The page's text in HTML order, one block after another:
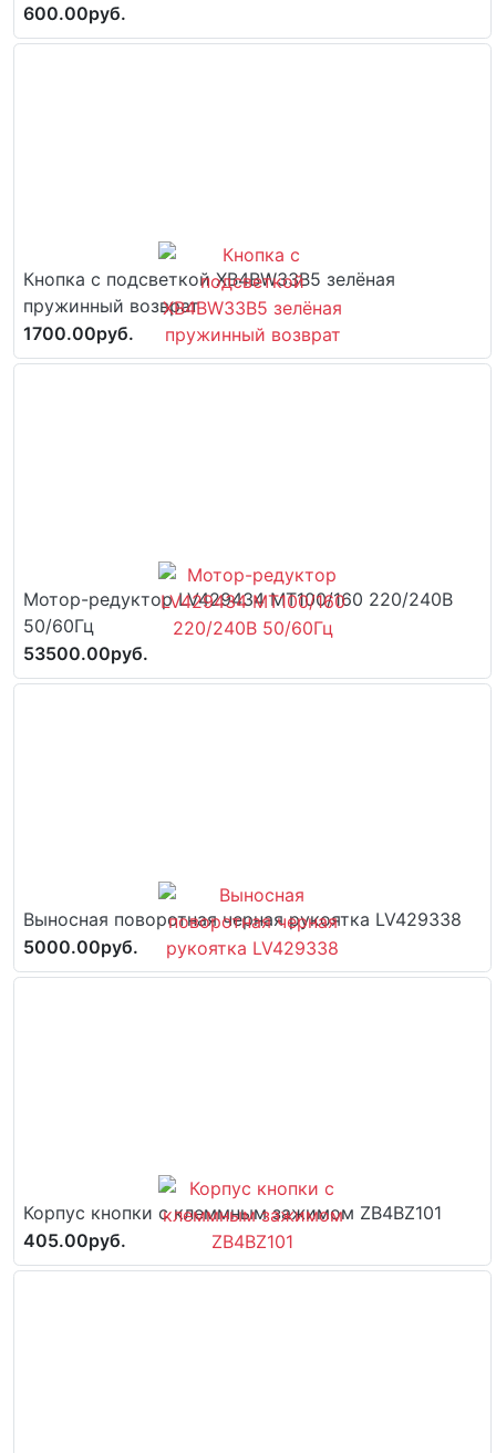
600.00руб.
Кнопка с подсветкой XB4BW33B5 зелёная
пружинный возврат
1700.00руб.
Мотор-редуктор LV429434 MT100/160 220/240В
50/60Гц
53500.00руб.
Выносная поворотная черная рукоятка LV429338
5000.00руб.
Корпус кнопки с клеммным зажимом ZB4BZ101
405.00руб.